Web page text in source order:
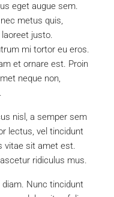
eget augue sem.
metus quis,
justo.
mi tortor eu eros.
et ornare est. Proin
neque non,
nisl, a semper sem
lectus, vel tincidunt
vitae sit amet est.
ridiculus mus.
diam. Nunc tincidunt